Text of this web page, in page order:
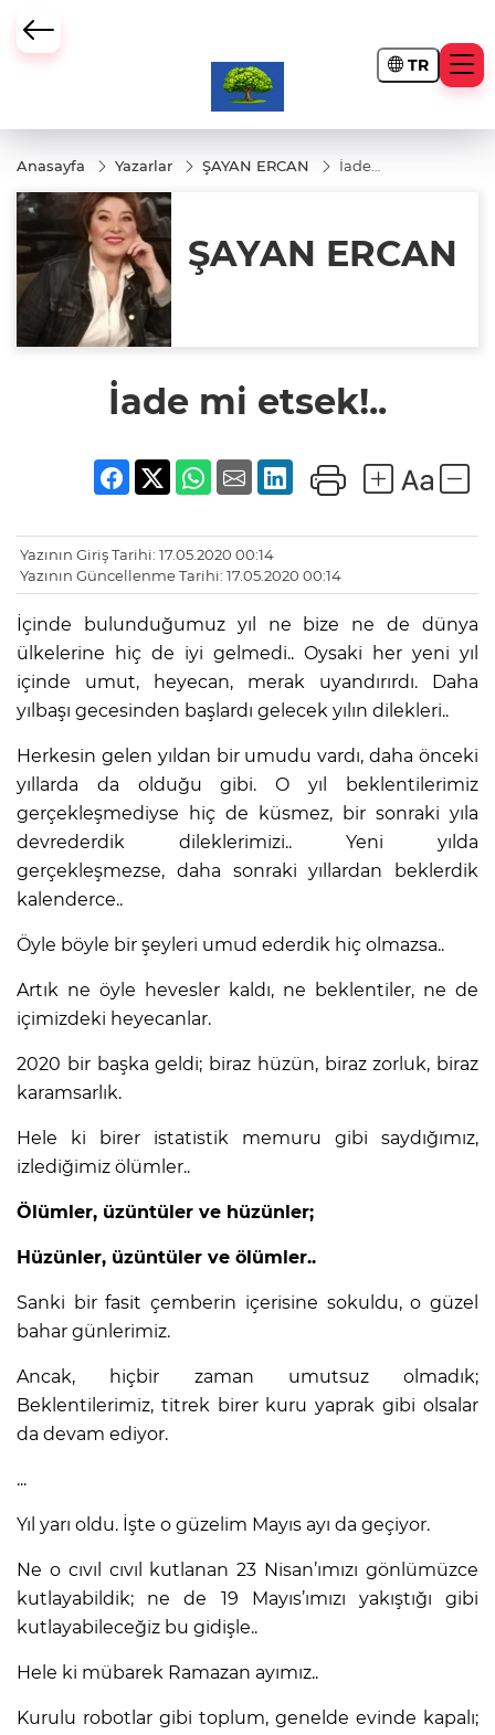
TR
Anasayfa Yazarlar ŞAYAN ERCAN
İade
ŞAYAN ERCAN
İade mi etsek!..
Yazının Giriş Tarihi: 17.05.2020 00:14
Yazının Güncellenme Tarihi: 17.05.2020 00:14
İçinde bulunduğumuz yıl ne bize ne de dünya
ülkelerine hiç de iyi gelmedi.. Oysaki her yeni yıl
içinde umut, heyecan, merak uyandırırdı. Daha
yılbaşı gecesinden başlardı gelecek yılın dilekleri..
Herkesin gelen yıldan bir umudu vardı, daha önceki
yıllarda da olduğu gibi.O yıl beklentilerimiz
gerçekleşmediyse hiç de küsmez, bir sonraki yıla
devrederdik dileklerimizi.. Yeni yılda
gerçekleşmezse, daha sonraki yıllardan beklerdik
kalenderce..
Öyle böyle bir şeyleri umud ederdik hiç olmazsa..
Artık ne öyle hevesler kaldı, ne beklentiler, ne de
içimizdeki heyecanlar.
2020 bir başka geldi; biraz hüzün, biraz zorluk, biraz
karamsarlık.
Hele ki birer istatistik memuru gibi saydığımız,
izlediğimiz ölümler..
Ölümler, üzüntüler ve hüzünler;
Hüzünler, üzüntüler ve ölümler..
Sanki bir fasit çemberin içerisine sokuldu, o güzel
bahar günlerimiz.
Ancak, hiçbir zaman umutsuz olmadık;
Beklentilerimiz, titrek birer kuru yaprak gibi olsalar
da devam ediyor.
...
Yıl yarı oldu. İşte o güzelim Mayıs ayı da geçiyor.
Ne o cıvıl cıvıl kutlanan 23 Nisan’ımızı gönlümüzce
kutlayabildik; ne de 19 Mayıs’ımızı yakıştığı gibi
kutlayabileceğiz bu gidişle..
Hele ki mübarek Ramazan ayımız..
Kurulu robotlar gibi toplum, genelde evinde kapalı;